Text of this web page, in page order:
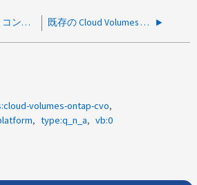
Azure の BLOB とコンテナーに対してソフトデリートを有効にすることはできますか？ 既存の Cloud Volumes ONTAP システムのプライベートエンドポイントの名前を変更できますか？
volumes-ontap-cvo
type:q_n_a vb:0